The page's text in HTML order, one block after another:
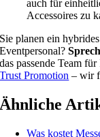
auch für
Accessoires zu
Sie planen ein
Eventpersonal?
das passende Team
Trust Promotion – wir
Ähnliche
Was kostet